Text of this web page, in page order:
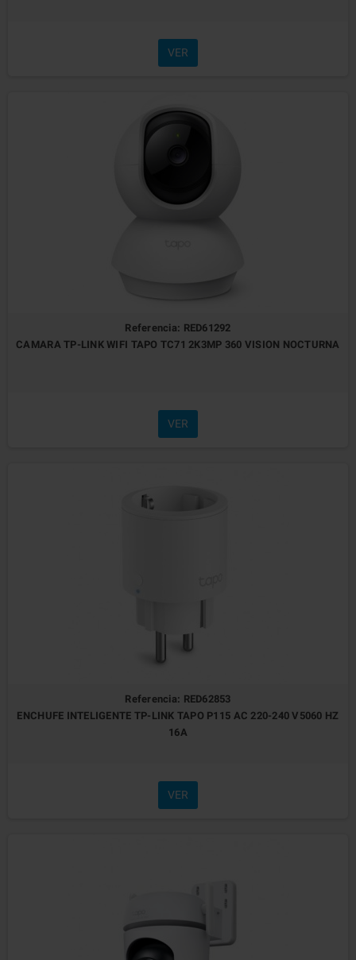
VER
Referencia: RED61292
CAMARA TP-LINK WIFI TAPO TC71 2K3MP 360 VISION NOCTURNA
VER
Referencia: RED62853
ENCHUFE INTELIGENTE TP-LINK TAPO P115 AC 220-240 V5060 HZ
16A
VER